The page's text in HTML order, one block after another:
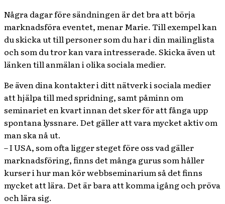
Några dagar före sändningen är det bra att börja
marknadsföra eventet, menar Marie. Till exempel kan
du skicka ut till personer som du har i din mailinglista
och som du tror kan vara intresserade. Skicka även ut
länken till anmälan i olika sociala medier.
Be även dina kontakter i ditt nätverk i sociala medier
att hjälpa till med spridning, samt påminn om
seminariet en kvart innan det sker för att fånga upp
spontana lyssnare. Det gäller att vara mycket aktiv om
man ska nå ut.
– I USA, som ofta ligger steget före oss vad gäller
marknadsföring, finns det många gurus som håller
kurser i hur man kör webbseminarium så det finns
mycket att lära. Det är bara att komma igång och pröva
och lära sig.